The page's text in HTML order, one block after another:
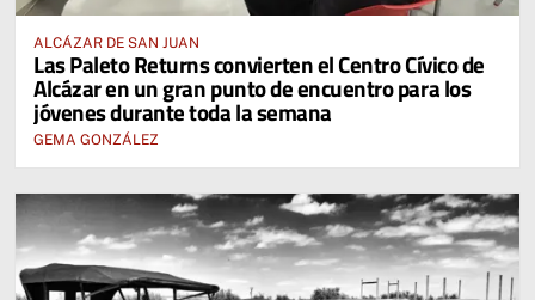
ALCÁZAR DE SAN JUAN
Las Paleto Returns convierten el Centro Cívico de
Alcázar en un gran punto de encuentro para los
jóvenes durante toda la semana
GEMA GONZÁLEZ